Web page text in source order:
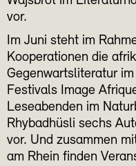
vor.
Im Juni steht im
Kooperationen die
Gegenwartsliteratur
Festivals Image
Leseabenden im
Rhybadhüsli sechs
vor. Und zusammen
am Rhein finden